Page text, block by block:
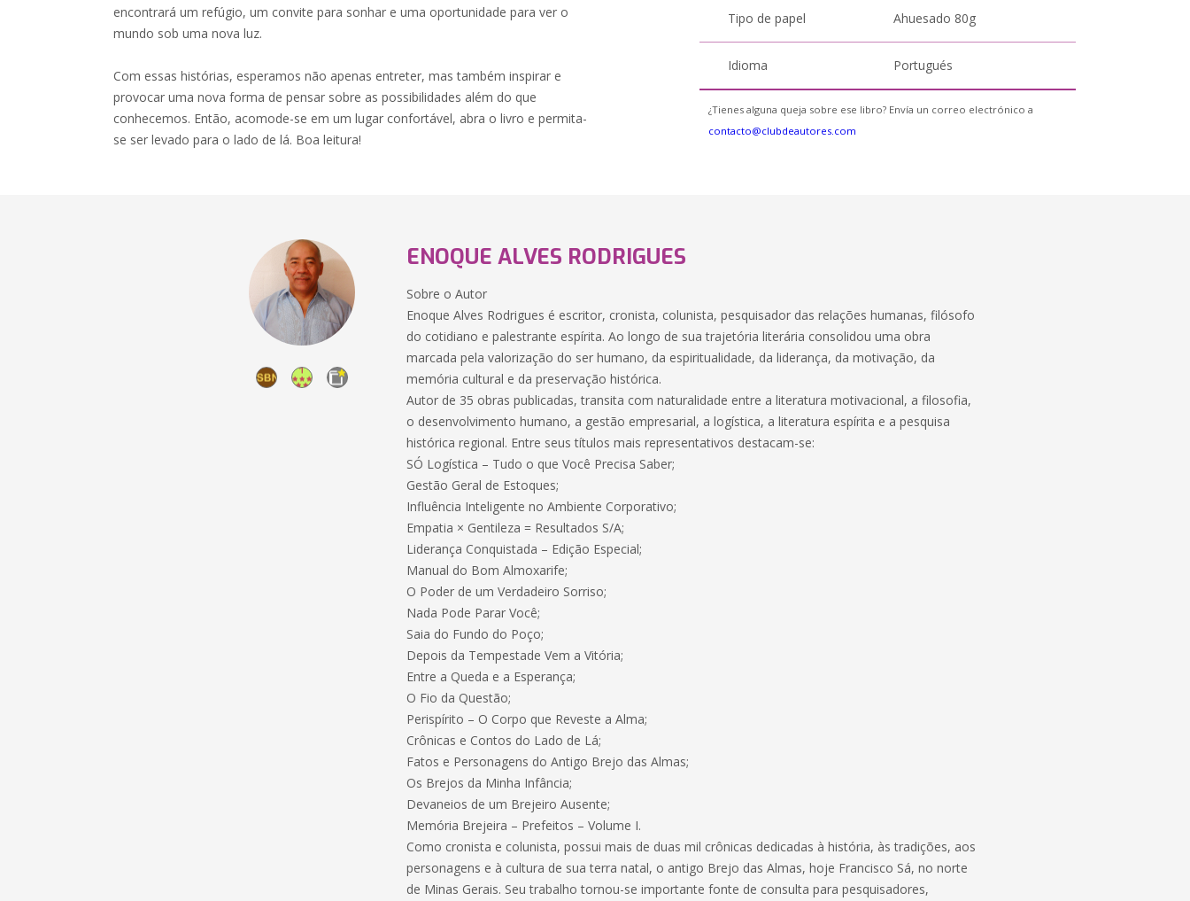
encontrará um refúgio, um convite para sonhar e uma oportunidade para ver o
mundo sob uma nova luz.
Com essas histórias, esperamos não apenas entreter, mas também inspirar e
provocar uma nova forma de pensar sobre as possibilidades além do que
conhecemos. Então, acomode-se em um lugar confortável, abra o livro e permita-
se ser levado para o lado de lá. Boa leitura!
Tipo de papel Ahuesado 80g
Idioma Portugués
¿Tienes alguna queja sobre ese libro? Envía un correo electrónico a
contacto@clubdeautores.com
ENOQUE ALVES RODRIGUES
Sobre o Autor
Enoque Alves Rodrigues é escritor, cronista, colunista, pesquisador das relações humanas, filósofo
do cotidiano e palestrante espírita. Ao longo de sua trajetória literária consolidou uma obra
marcada pela valorização do ser humano, da espiritualidade, da liderança, da motivação, da
memória cultural e da preservação histórica.
Autor de 35 obras publicadas, transita com naturalidade entre a literatura motivacional, a filosofia,
o desenvolvimento humano, a gestão empresarial, a logística, a literatura espírita e a pesquisa
histórica regional. Entre seus títulos mais representativos destacam-se:
SÓ Logística – Tudo o que Você Precisa Saber;
Gestão Geral de Estoques;
Influência Inteligente no Ambiente Corporativo;
Empatia × Gentileza = Resultados S/A;
Liderança Conquistada – Edição Especial;
Manual do Bom Almoxarife;
O Poder de um Verdadeiro Sorriso;
Nada Pode Parar Você;
Saia do Fundo do Poço;
Depois da Tempestade Vem a Vitória;
Entre a Queda e a Esperança;
O Fio da Questão;
Perispírito – O Corpo que Reveste a Alma;
Crônicas e Contos do Lado de Lá;
Fatos e Personagens do Antigo Brejo das Almas;
Os Brejos da Minha Infância;
Devaneios de um Brejeiro Ausente;
Memória Brejeira – Prefeitos – Volume I.
Como cronista e colunista, possui mais de duas mil crônicas dedicadas à história, às tradições, aos
personagens e à cultura de sua terra natal, o antigo Brejo das Almas, hoje Francisco Sá, no norte
de Minas Gerais. Seu trabalho tornou-se importante fonte de consulta para pesquisadores,